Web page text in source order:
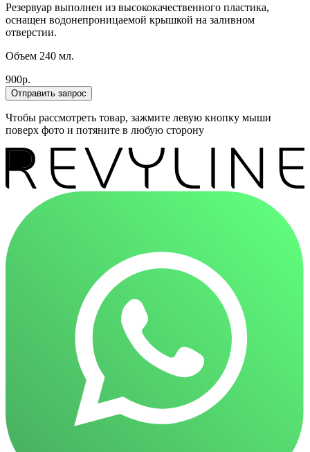
Резервуар выполнен из высококачественного пластика,
оснащен водонепроницаемой крышкой на заливном
отверстии.
Объем 240 мл.
900р.
Отправить запрос
Чтобы рассмотреть товар, зажмите левую кнопку мыши
поверх фото и потяните в любую сторону